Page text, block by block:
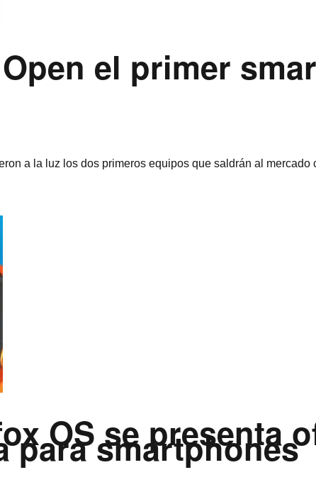
Open el primer
a la luz los dos primeros equipos que saldrán al mercado
OS se presenta
para smartphones